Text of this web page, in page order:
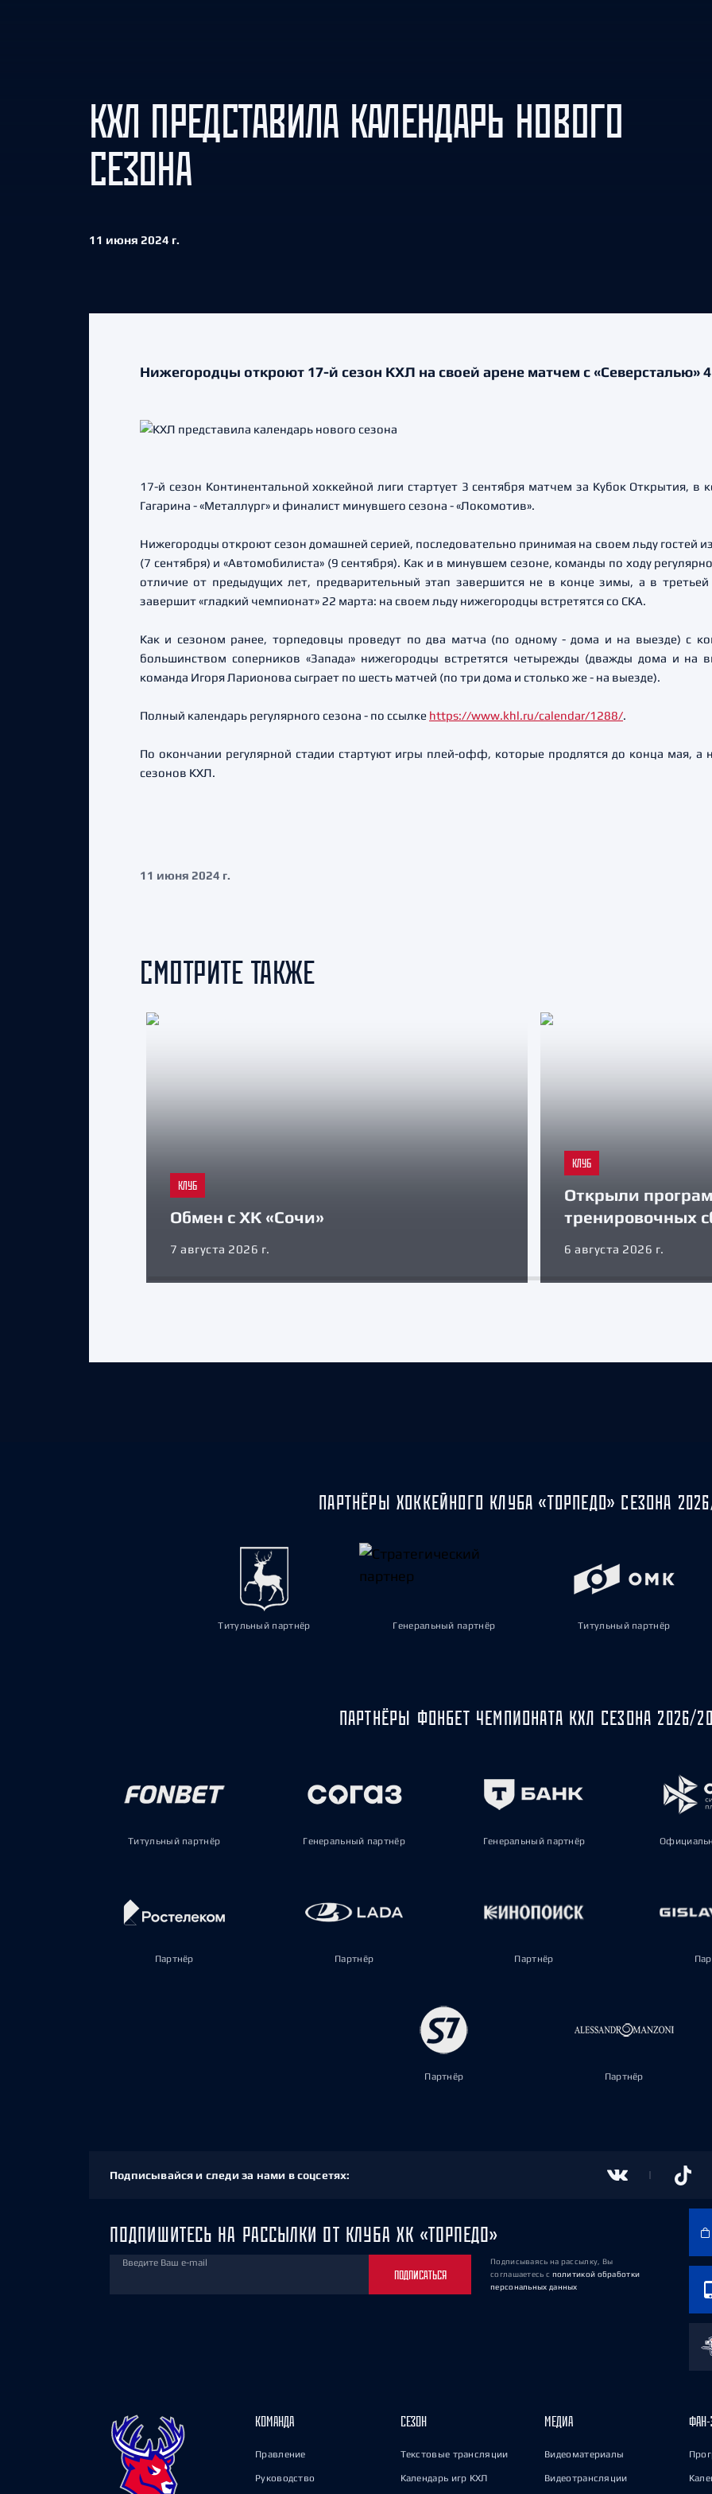
КХЛ ПРЕДСТАВИЛА КАЛЕНДАРЬ НОВОГО
СЕЗОНА
11 июня 2024 г.
Нижегородцы откроют 17-й сезон КХЛ на своей арене матчем с «Северсталью» 4
17-й сезон Континентальной хоккейной лиги стартует 3 сентября матчем за Кубок Открытия, в
Гагарина - «Металлург» и финалист минувшего сезона - «Локомотив».
Нижегородцы откроют сезон домашней серией, последовательно принимая на своем льду гостей из
(7 сентября) и «Автомобилиста» (9 сентября). Как и в минувшем сезоне, команды по ходу
отличие от предыдущих лет, предварительный этап завершится не в конце зимы, а в
завершит «гладкий чемпионат» 22 марта: на своем льду нижегородцы встретятся со СКА.
Как и сезоном ранее, торпедовцы проведут по два матча (по одному - дома и на выезде) с
большинством соперников «Запада» нижегородцы встретятся четырежды (дважды дома и на
команда Игоря Ларионова сыграет по шесть матчей (по три дома и столько же - на выезде).
Полный календарь регулярного сезона - по ссылке https://www.khl.ru/calendar/1288/.
По окончании регулярной стадии стартуют игры плей-офф, которые продлятся до конца мая, а
сезонов КХЛ.
11 июня 2024 г.
СМОТРИТЕ ТАКЖЕ
КЛУБ
Обмен с ХК «Сочи»
7 августа 2026 г.
КЛУБ
Открыли
тренировочных
6 августа 2026 г.
ПАРТНЁРЫ ХОККЕЙНОГО КЛУБА «ТОРПЕДО» СЕЗОНА
Титульный партнёр Генеральный партнёр Титульный партнёр
ПАРТНЁРЫ ФОНБЕТ ЧЕМПИОНАТА КХЛ СЕЗОНА 2026/
Титульный партнёр Генеральный партнёр Генеральный партнёр
Партнёр Партнёр Партнёр
Партнёр Партнёр
Подписывайся и следи за нами в соцсетях:
ПОДПИШИТЕСЬ НА РАССЫЛКИ ОТ КЛУБА ХК «ТОРПЕДО»
Введите Ваш e-mail
ПОДПИСАТЬСЯ
Подписываясь на рассылку, Вы
соглашаетесь с политикой обработки
персональных данных
КОМАНДА
Правление
Руководство
СЕЗОН
Текстовые трансляции
Календарь игр КХЛ
МЕДИА
Видеоматериалы
Видеотрансляции
ФАН-